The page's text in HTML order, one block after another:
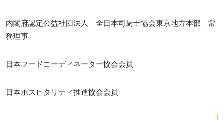
内閣府認定公益社団法人 全日本司厨士協会東京地方本部 常
務理事
日本フードコーディネーター協会会員
日本ホスピタリティ推進協会会員